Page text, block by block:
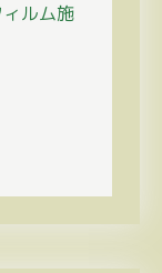
ルム施